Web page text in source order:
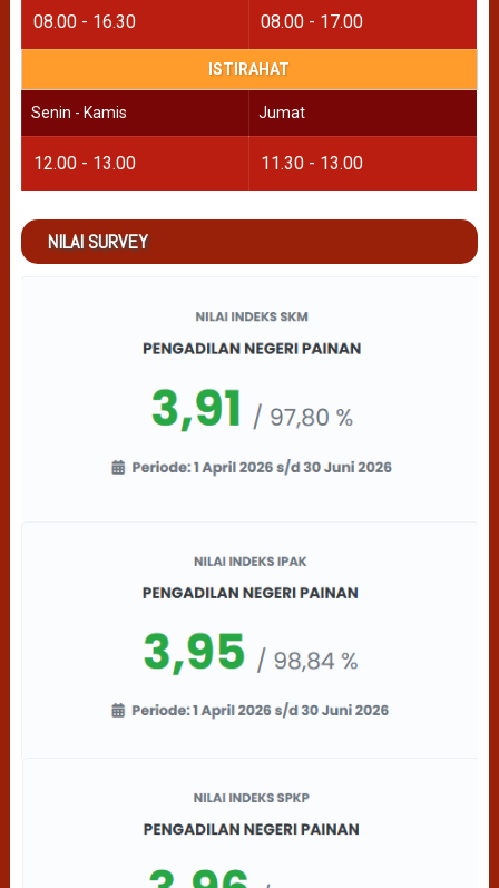
08.00 - 16.30 08.00 - 17.00
ISTIRAHAT
Senin - Kamis Jumat
12.00 - 13.00 11.30 - 13.00
NILAI SURVEY